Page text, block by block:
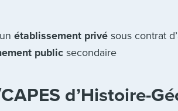
établissement privésous contrat
publicsecondaire
d’Histoire-